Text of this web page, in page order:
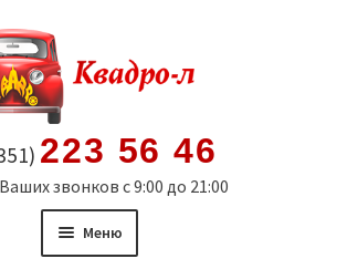
223 56 46
звонков с 9:00 до 21:00
Меню